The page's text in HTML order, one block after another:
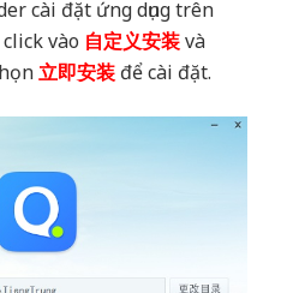
cài đặt ứng dụng trên
vào 自定义安装và
立即安装 để cài đặt.